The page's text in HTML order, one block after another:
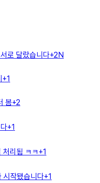
로 달랐습니다+2 N
+1
봄+2
+1
리됨 ㅋㅋ+1
시작됐습니다+1